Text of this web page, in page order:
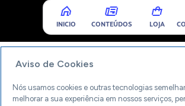
INICIO CONTEÚDOS LOJA
Aviso de Cookies
Nós usamos cookies e outras tecnologias
melhorar a sua experiência em nossos serviços,